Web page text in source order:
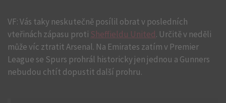
VF: Vás taky neskutečně posílil obrat v posledních
vteřinách zápasu proti Sheffieldu United. Určitě v neděli
může víc ztratit Arsenal. Na Emirates zatím v Premier
League se Spurs prohrál historicky jen jednou a Gunners
nebudou chtít dopustit další prohru.